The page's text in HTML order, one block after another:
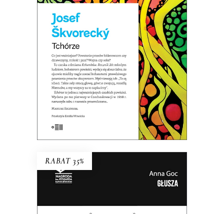
E-BOOK DO KOSZYKA
NOWE WYDANIE KULTOWEJ
69.00zł 44.85zł
KSIĄŻKA DO KOSZYKA
RABAT 35%